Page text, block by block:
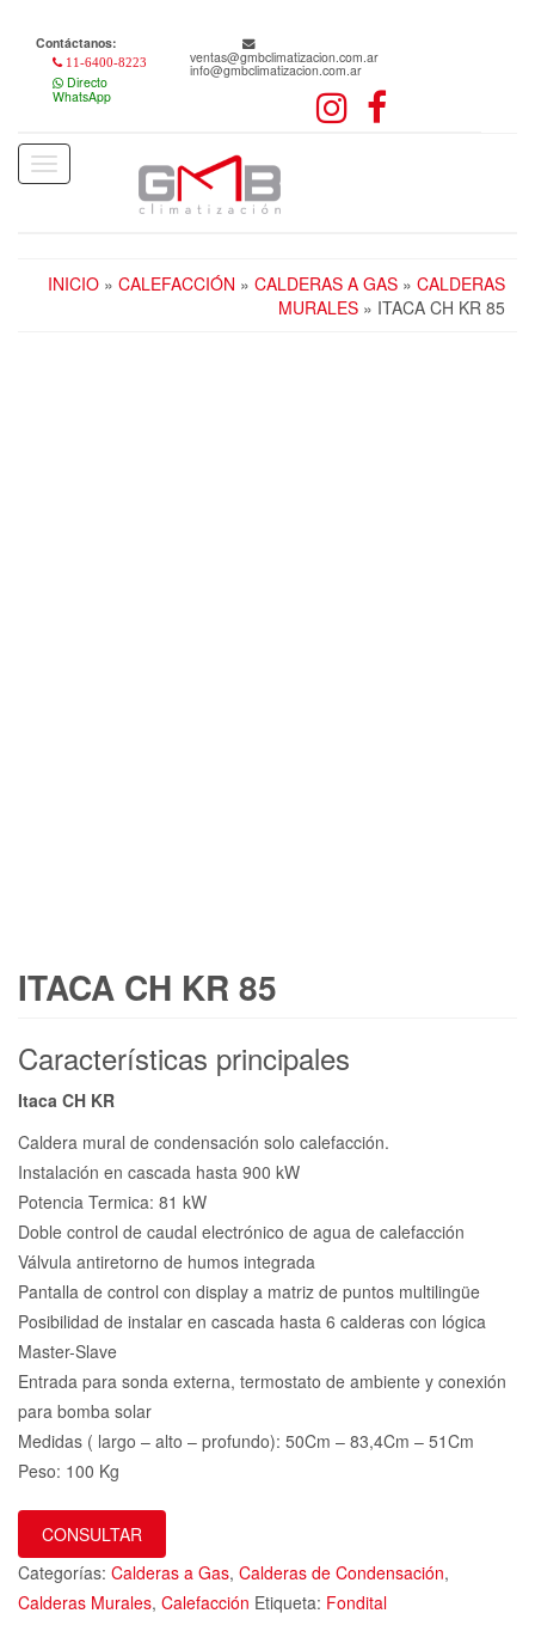
content
Contáctanos:
11-6400-8223
Directo
WhatsApp
ventas@gmbclimatizacion.com.ar
info@gmbclimatizacion.com.ar
Toggle
navigation
INICIO » CALEFACCIÓN » CALDERAS A GAS » CALDERAS
MURALES » ITACA CH KR 85
ITACA CH KR 85
Características principales
Itaca CH KR
Caldera mural de condensación solo calefacción.
Instalación en cascada hasta 900 kW
Potencia Termica: 81 kW
Doble control de caudal electrónico de agua de calefacción
Válvula antiretorno de humos integrada
Pantalla de control con display a matriz de puntos multilingüe
Posibilidad de instalar en cascada hasta 6 calderas con lógica
Master-Slave
Entrada para sonda externa, termostato de ambiente y conexión
para bomba solar
Medidas ( largo – alto – profundo): 50Cm – 83,4Cm – 51Cm
Peso: 100 Kg
CONSULTAR
Categorías: Calderas a Gas, Calderas de Condensación,
Calderas Murales, Calefacción Etiqueta: Fondital